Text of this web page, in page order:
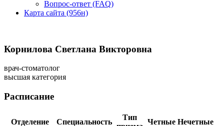
Вопрос-ответ (FAQ)
Карта сайта (956н)
Корнилова Светлана Викторовна
врач-стоматолог
высшая категория
Расписание
Отделение Специальность
Тип
Четные Нечетные